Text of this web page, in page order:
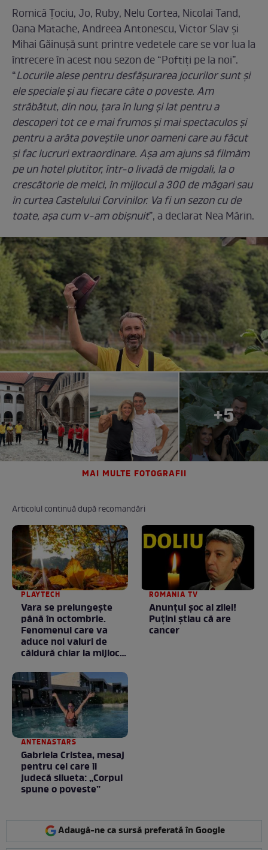
Romică Țociu, Jo, Ruby, Nelu Cortea, Nicolai Tand,
Oana Matache, Andreea Antonescu, Victor Slav și
Mihai Găinușă sunt printre vedetele care se vor lua la
întrecere în acest nou sezon de “Poftiți pe la noi”.
“Locurile alese pentru desfășurarea jocurilor sunt și
ele speciale și au fiecare câte o poveste. Am
străbătut, din nou, țara în lung și lat pentru a
descoperi tot ce e mai frumos și mai spectaculos și
pentru a arăta poveștile unor oameni care au făcut
și fac lucruri extraordinare. Așa am ajuns să filmăm
pe un hotel plutitor, într-o livadă de migdali, la o
crescătorie de melci, în mijlocul a 300 de măgari sau
în curtea Castelului Corvinilor. Va fi un sezon cu de
toate, așa cum v-am obișnuit”, a declarat Nea Mărin.
+5
MAI MULTE FOTOGRAFII
Articolul continuă după recomandări
PLAYTECH
Vara se prelungeşte
până în octombrie.
Fenomenul care va
aduce noi valuri de
căldură chiar la mijlocul
ROMANIA TV
Anunţul şoc al zilei!
Puţini ştiau că are
cancer
ANTENASTARS
Gabriela Cristea, mesaj
pentru cei care îi
judecă silueta: „Corpul
spune o poveste”
Adaugă-ne ca sursă preferată în Google